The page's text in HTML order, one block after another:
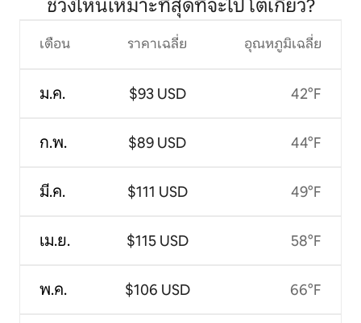
ช่วงไหนเหมาะที่สุดที่จะไป โตเกียว?
เดือน
ม.ค.
ก.พ.
มี.ค.
เม.ย.
พ.ค.
ราคาเฉลี่ย
$93 USD
$89 USD
$111 USD
$115 USD
$106 USD
อุณหภูมิเฉลี่ย
42°F
44°F
49°F
58°F
66°F